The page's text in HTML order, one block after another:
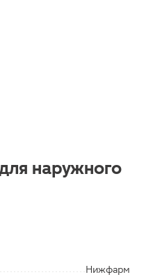
наружного
Нижфарм